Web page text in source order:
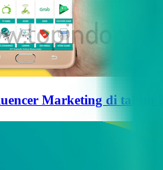
Marketing di tahun